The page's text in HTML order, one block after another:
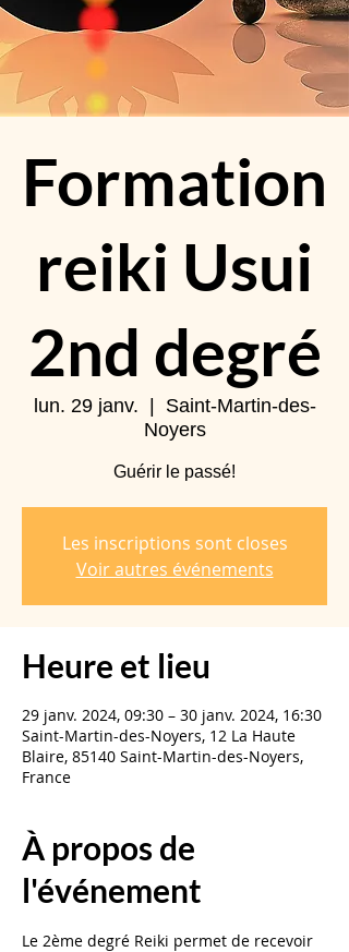
Formation
reiki Usui
2nd degré
lun. 29 janv.
Saint-Martin-des-
Noyers
Guérir le passé!
Les inscriptions sont closes
Voir autres événements
Heure et lieu
29 janv. 2024, 09:30 – 30 janv. 2024, 16:30
Saint-Martin-des-Noyers, 12 La Haute
Blaire, 85140 Saint-Martin-des-Noyers,
France
À propos de
l'événement
Le 2ème degré Reiki permet de recevoir